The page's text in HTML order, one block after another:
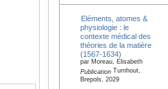
Eléments, atomes &
physiologie : le
contexte médical des
théories de la matière
(1567-1634)
par Moreau, Elisabeth
PublicationTurnhout,
Brepols, 2029